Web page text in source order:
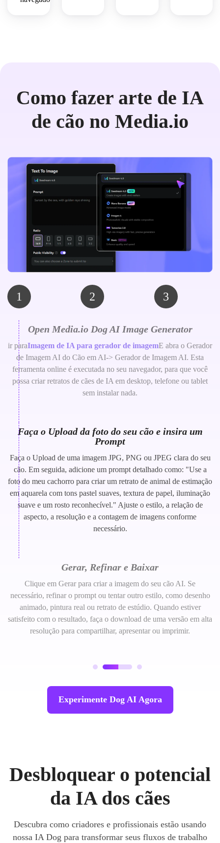
Como fazer arte de IA
de cão no Media.io
1 2 3
Open Media.io Dog AI Image Generator
ir paraImagem de IA para gerador de imagemE abra o Gerador
de Imagem AI do Cão em AI-> Gerador de Imagem AI. Esta
ferramenta online é executada no seu navegador, para que você
possa criar retratos de cães de IA em desktop, telefone ou tablet
sem instalar nada.
Faça o Upload da foto do seu cão e insira um
Prompt
Faça o Upload de uma imagem JPG, PNG ou JPEG clara do seu
cão. Em seguida, adicione um prompt detalhado como: "Use a
foto do meu cachorro para criar um retrato de animal de estimação
em aquarela com tons pastel suaves, textura de papel, iluminação
suave e um rosto reconhecível." Ajuste o estilo, a relação de
aspecto, a resolução e a contagem de imagens conforme
necessário.
Gerar, Refinar e Baixar
Clique em Gerar para criar a imagem do seu cão AI. Se
necessário, refinar o prompt ou tentar outro estilo, como desenho
animado, pintura real ou retrato de estúdio. Quando estiver
satisfeito com o resultado, faça o download de uma versão em alta
resolução para compartilhar, apresentar ou imprimir.
Experimente Dog AI Agora
Desbloquear o potencial
da IA dos cães
Descubra como criadores e profissionais estão usando
nossa IA Dog para transformar seus fluxos de trabalho